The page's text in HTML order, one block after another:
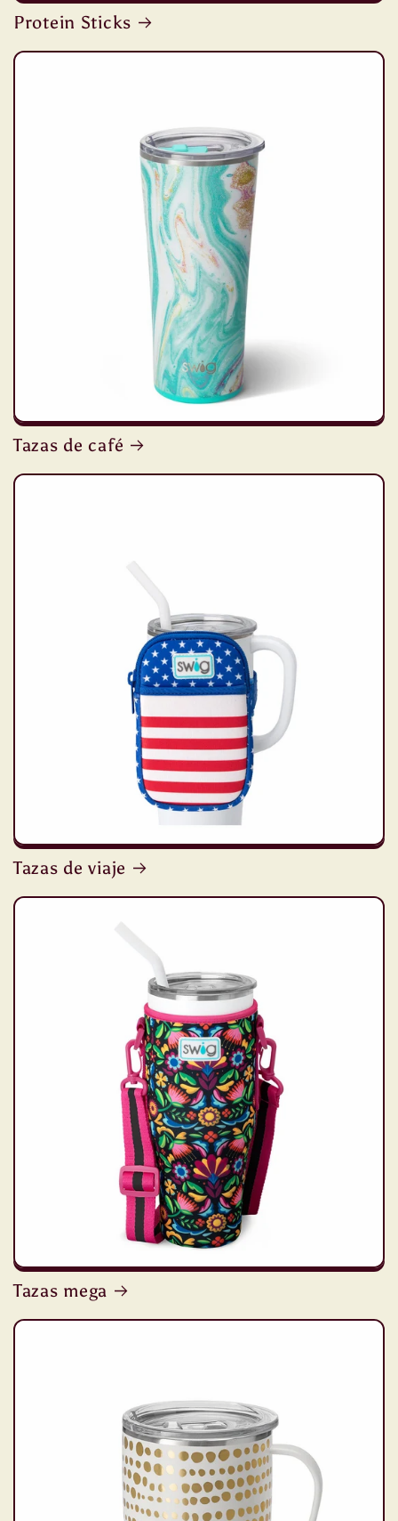
Protein Sticks
Tazas de café
Tazas de viaje
Tazas mega